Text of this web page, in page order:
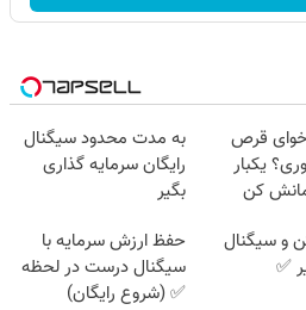
قرص
یکبار
کن
به مدت محدود سیگنال
رایگان سرمایه گذاری
بگیر
و سیگنال
✅
حفظ ارزش سرمایه با
سیگنال درست در لحظه
✅ (شروع رایگان)